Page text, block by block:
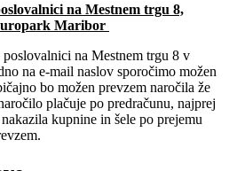
na Mestnem trgu 8,
Maribor
na Mestnem trgu 8 v
na e-mail naslov sporočimo možen
bo možen prevzem naročila že
plačuje po predračunu, najprej
kupnine in šele po prejemu